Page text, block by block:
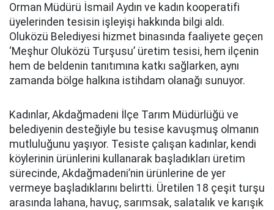
Orman Müdürü İsmail Aydın ve kadın kooperatifi
üyelerinden tesisin işleyişi hakkında bilgi aldı.
Oluközü Belediyesi hizmet binasında faaliyete geçen
‘Meşhur Oluközü Turşusu’ üretim tesisi, hem ilçenin
hem de beldenin tanıtımına katkı sağlarken, aynı
zamanda bölge halkına istihdam olanağı sunuyor.
Kadınlar, Akdağmadeni İlçe Tarım Müdürlüğü ve
belediyenin desteğiyle bu tesise kavuşmuş olmanın
mutluluğunu yaşıyor. Tesiste çalışan kadınlar, kendi
köylerinin ürünlerini kullanarak başladıkları üretim
sürecinde, Akdağmadeni’nin ürünlerine de yer
vermeye başladıklarını belirtti. Üretilen 18 çeşit turşu
arasında lahana, havuç, sarımsak, salatalık ve karışık